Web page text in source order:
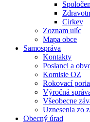
Cirkev
Zoznam ulíc
Mapa obce
Samospráva
Kontakty
Poslanci a
Komisie OZ
Rokovací
Výročná
Všeobecne
Uznesenia zo
Obecný úrad